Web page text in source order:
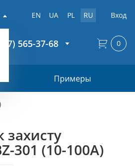
EN UA PL RU Вход
565-37-68
Примеры
0
захисту
301 (10-100А)